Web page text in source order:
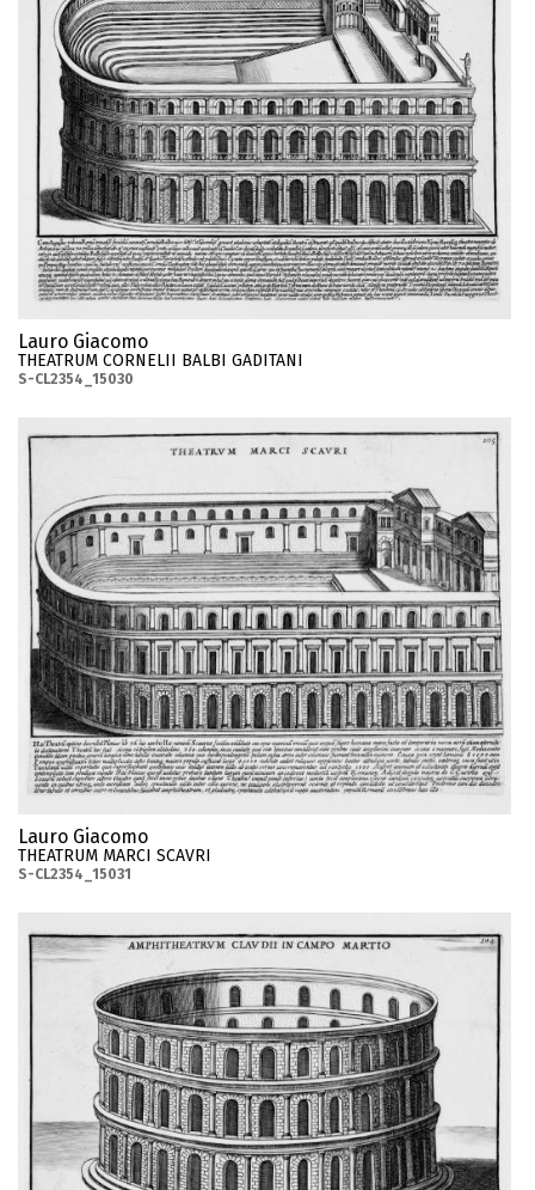
Lauro Giacomo
THEATRUM CORNELII BALBI GADITANI
S-CL2354_15030
Lauro Giacomo
THEATRUM MARCI SCAVRI
S-CL2354_15031